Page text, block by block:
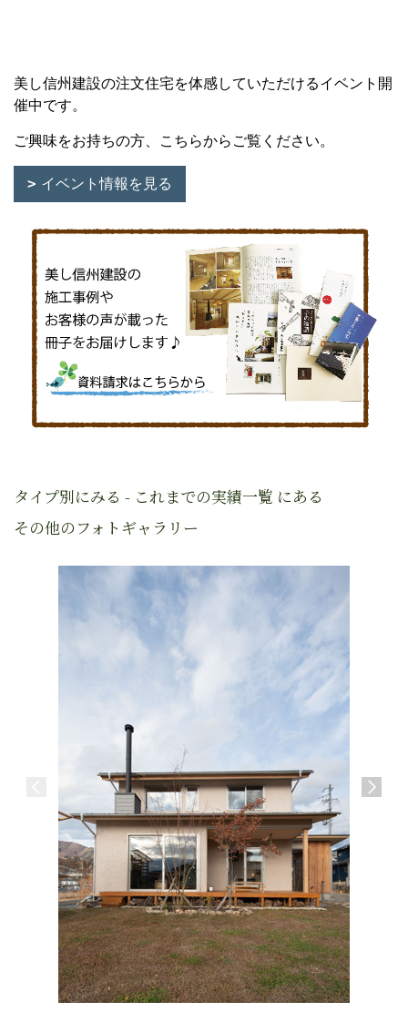
美し信州建設の注文住宅を体感していただけるイベント開
催中です。
ご興味をお持ちの方、こちらからご覧ください。
イベント情報を見る
タイプ別にみる - これまでの実績一覧 にある
その他のフォトギャラリー